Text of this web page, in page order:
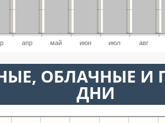
апр май июн июл авг
ОБЛАЧНЫЕ И
ДНИ